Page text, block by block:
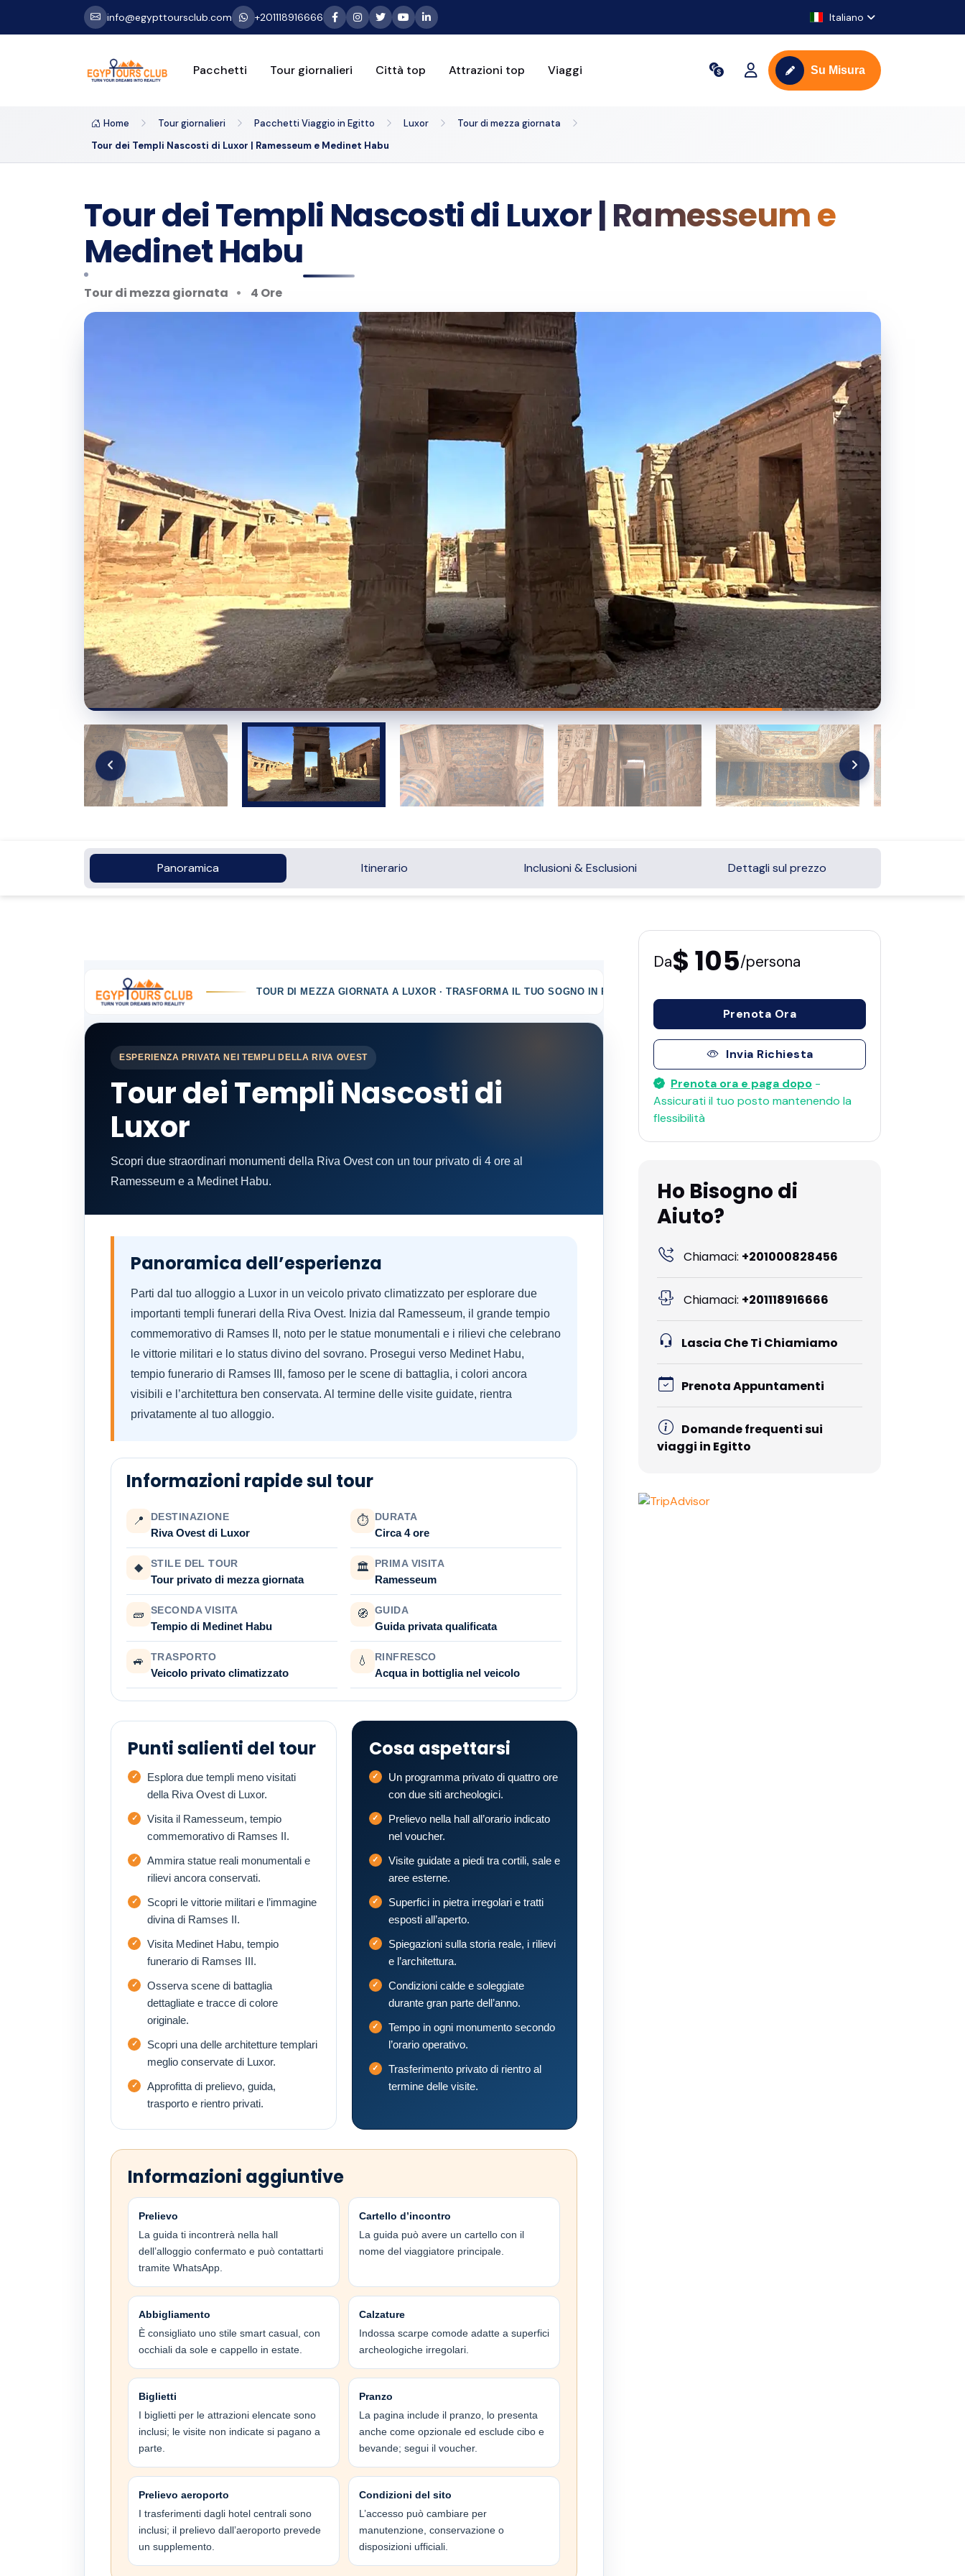
info@egypttoursclub.com +201118916666 Italiano
Pacchetti Tour giornalieri Città top Attrazioni top Viaggi Su Misura
Home Tour giornalieri Pacchetti Viaggio in Egitto Luxor
Tour di mezza giornata
Tour dei Templi Nascosti di Luxor | Ramesseum e Medinet Habu
Tour dei Templi Nascosti di Luxor | Ramesseum e
Medinet Habu
Tour di mezza giornata 4 Ore
Panoramica Itinerario Inclusioni & Esclusioni Dettagli sul prezzo
TOUR DI MEZZA GIORNATA A LUXOR · TRASFORMA IL TUO SOGNO IN REALTÀ
ESPERIENZA PRIVATA NEI TEMPLI DELLA RIVA OVEST
Tour dei Templi Nascosti di
Luxor
Scopri due straordinari monumenti della Riva Ovest con un tour privato di 4 ore al
Ramesseum e a Medinet Habu.
Panoramica dell’esperienza
Parti dal tuo alloggio a Luxor in un veicolo privato climatizzato per esplorare due
importanti templi funerari della Riva Ovest. Inizia dal Ramesseum, il grande tempio
commemorativo di Ramses II, noto per le statue monumentali e i rilievi che celebrano
le vittorie militari e lo status divino del sovrano. Prosegui verso Medinet Habu,
tempio funerario di Ramses III, famoso per le scene di battaglia, i colori ancora
visibili e l’architettura ben conservata. Al termine delle visite guidate, rientra
privatamente al tuo alloggio.
Informazioni rapide sul tour
📍 DESTINAZIONE
Riva Ovest di Luxor
⏱ DURATA
Circa 4 ore
◆ STILE DEL TOUR
Tour privato di mezza giornata
🏛 PRIMA VISITA
Ramesseum
🧱 SECONDA VISITA
Tempio di Medinet Habu
🧭 GUIDA
Guida privata qualificata
🚙 TRASPORTO
Veicolo privato climatizzato
💧 RINFRESCO
Acqua in bottiglia nel veicolo
Punti salienti del tour
Esplora due templi meno visitati
della Riva Ovest di Luxor.
Visita il Ramesseum, tempio
commemorativo di Ramses II.
Ammira statue reali monumentali e
rilievi ancora conservati.
Scopri le vittorie militari e l’immagine
divina di Ramses II.
Visita Medinet Habu, tempio
funerario di Ramses III.
Osserva scene di battaglia
dettagliate e tracce di colore
originale.
Scopri una delle architetture templari
meglio conservate di Luxor.
Approfitta di prelievo, guida,
trasporto e rientro privati.
Cosa aspettarsi
Un programma privato di quattro ore
con due siti archeologici.
Prelievo nella hall all’orario indicato
nel voucher.
Visite guidate a piedi tra cortili, sale e
aree esterne.
Superfici in pietra irregolari e tratti
esposti all’aperto.
Spiegazioni sulla storia reale, i rilievi
e l’architettura.
Condizioni calde e soleggiate
durante gran parte dell’anno.
Tempo in ogni monumento secondo
l’orario operativo.
Trasferimento privato di rientro al
termine delle visite.
Informazioni aggiuntive
Prelievo
La guida ti incontrerà nella hall
dell’alloggio confermato e può contattarti
tramite WhatsApp.
Cartello d’incontro
La guida può avere un cartello con il
nome del viaggiatore principale.
Abbigliamento
È consigliato uno stile smart casual, con
occhiali da sole e cappello in estate.
Calzature
Indossa scarpe comode adatte a superfici
archeologiche irregolari.
Biglietti
I biglietti per le attrazioni elencate sono
inclusi; le visite non indicate si pagano a
parte.
Pranzo
La pagina include il pranzo, lo presenta
anche come opzionale ed esclude cibo e
bevande; segui il voucher.
Prelievo aeroporto
I trasferimenti dagli hotel centrali sono
inclusi; il prelievo dall’aeroporto prevede
un supplemento.
Condizioni del sito
L’accesso può cambiare per
manutenzione, conservazione o
disposizioni ufficiali.
Da$ 105/persona
Prenota Ora
Invia Richiesta
Prenota ora e paga dopo -
Assicurati il ​​tuo posto mantenendo la
flessibilità
Ho Bisogno di
Aiuto?
Chiamaci: +201000828456
Chiamaci: +201118916666
Lascia Che Ti Chiamiamo
Prenota Appuntamenti
Domande frequenti sui
viaggi in Egitto